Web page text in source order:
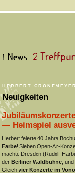
HERBERT
Neuigkeiten
— Heimspiel
Herbert feierte 40 Jahre
Farbe! Sieben Open-Air-
machte Dresden (Rudolf-
der Berliner Waldbühne, und
Gleich vier Konzerte im